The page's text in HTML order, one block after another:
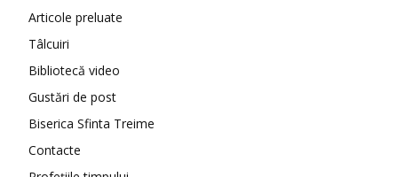
Articole preluate
Tâlcuiri
Bibliotecă video
Gustări de post
Biserica Sfinta Treime
Contacte